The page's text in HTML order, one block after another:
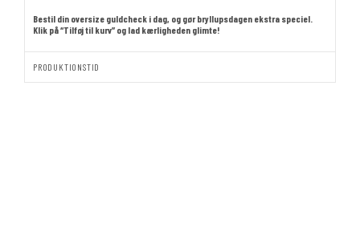
Bestil din oversize guldcheck i dag, og gør bryllupsdagen ekstra speciel.
Klik på “Tilføj til kurv” og lad kærligheden glimte!
PRODUKTIONSTID